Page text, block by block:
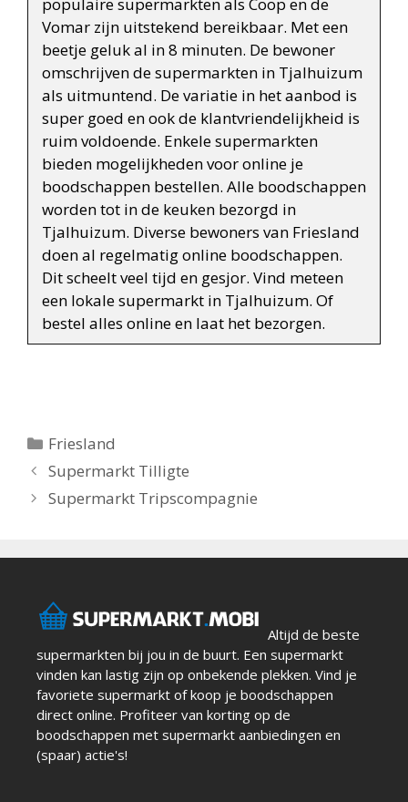
Vomar zijn uitstekend bereikbaar. Met een
beetje geluk al in 8 minuten. De bewoner
omschrijven de supermarkten in Tjalhuizum
als uitmuntend. De variatie in het aanbod is
super goed en ook de klantvriendelijkheid is
ruim voldoende. Enkele supermarkten
bieden mogelijkheden voor online je
boodschappen bestellen. Alle boodschappen
worden tot in de keuken bezorgd in
Tjalhuizum. Diverse bewoners van Friesland
doen al regelmatig online boodschappen.
Dit scheelt veel tijd en gesjor. Vind meteen
een lokale supermarkt in Tjalhuizum. Of
bestel alles online en laat het bezorgen.
Categorieën
Friesland
Berichtnavigatie
Supermarkt Tilligte
Supermarkt Tripscompagnie
Altijd de beste
supermarkten bij jou in de buurt. Een supermarkt
vinden kan lastig zijn op onbekende plekken. Vind je
favoriete supermarkt of koop je boodschappen
direct online. Profiteer van korting op de
boodschappen met supermarkt aanbiedingen en
(spaar) actie's!